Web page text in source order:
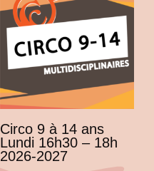
Circo 9 à 14 ans
Lundi 16h30 – 18h
2026-2027